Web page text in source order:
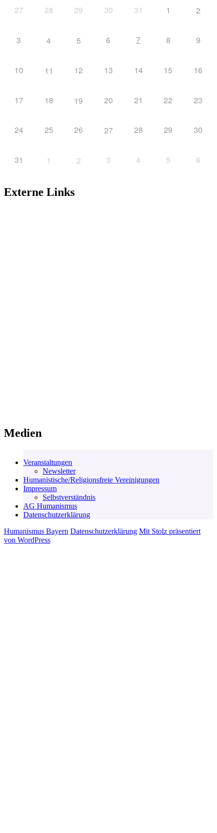
27 28 29 30 31 1 2
3 4 5 6 7 8 9
10 11 12 13 14 15 16
17 18 19 20 21 22 23
24 25 26 27 28 29 30
31 1 2 3 4 5 6
Externe Links
Medien
Veranstaltungen
Newsletter
Humanistische/Religionsfreie Vereinigungen
Impressum
Selbstverständnis
AG Humanismus
Datenschutzerklärung
Humanismus Bayern Datenschutzerklärung Mit Stolz präsentiert
von WordPress